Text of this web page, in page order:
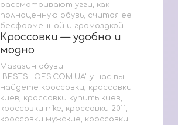
рассматривают угги, как
полноценную обувь, считая ее
бесформенной и громоздкой.
Кроссовки — удобно и
модно
Кроссовки — удобно и
модно
Магазин обуви
"BESTSHOES.COM.UA" у нас вы
найдете кроссовки, кроссовки
киев, кроссовки купить киев,
кроссовки nike, кроссовки 2011,
кроссовки мужские, кроссовки